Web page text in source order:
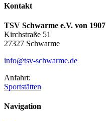
Kontakt
TSV Schwarme e.V. von 1907
Kirchstraße 51
27327 Schwarme
info@tsv-schwarme.de
Anfahrt:
Sportstätten
Navigation